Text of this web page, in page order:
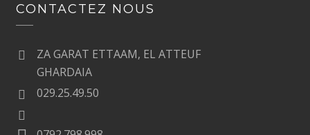
CONTACTEZ NOUS
ZA GARAT ETTAAM, EL ATTEUF
GHARDAIA
029.25.49.50